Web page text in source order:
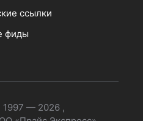
ссылки
фиды
— 2026 ,